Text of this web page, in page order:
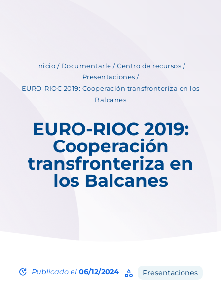
Inicio / Documentarle /Centro de recursos /
Presentaciones /
EURO-RIOC 2019: Cooperación transfronteriza en los
Balcanes
EURO-RIOC 2019:
Cooperación
transfronteriza en
los Balcanes
update Publicado el 06/12/2024 category Presentaciones